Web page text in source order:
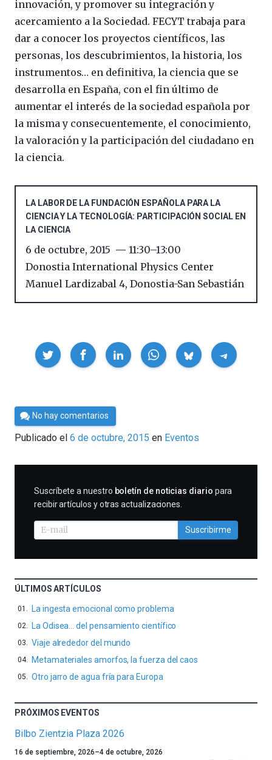
innovación, y promover su integración y
acercamiento a la Sociedad. FECYT trabaja para
dar a conocer los proyectos científicos, las
personas, los descubrimientos, la historia, los
instrumentos… en definitiva, la ciencia que se
desarrolla en España, con el fin último de
aumentar el interés de la sociedad española por
la misma y consecuentemente, el conocimiento,
la valoración y la participación del ciudadano en
la ciencia.
LA LABOR DE LA FUNDACIÓN ESPAÑOLA PARA LA
CIENCIA Y LA TECNOLOGÍA: PARTICIPACIÓN SOCIAL EN
LA CIENCIA
6 de octubre, 2015 11:30–13:00
Donostia International Physics Center
Manuel Lardizabal 4, Donostia-San Sebastián
Compartir
Por
Cultura
Cientifica
No hay comentarios
Publicado el 6 de octubre, 2015 en Eventos
SUSCRIBIRME
Suscríbete a nuestro boletín de noticias diario para
recibir artículos y otras actualizaciones.
Suscribirme
ÚLTIMOS ARTÍCULOS
La ingesta emocional como problema
La Odisea… del pensamiento científico
Viaje alrededor del mundo
Metamateriales amorfos, la fuerza del caos
Otro jarro de agua fría para Europa
PRÓXIMOS EVENTOS
Bilbo Zientzia Plaza 2026
Un
16 de septiembre, 2026–4 de octubre, 2026